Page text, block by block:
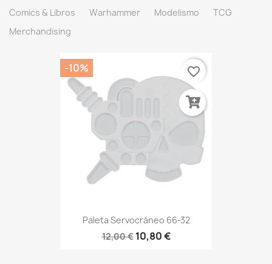
Comics & Libros
Warhammer Modelismo
TCG
Merchandising
Paleta Servocráneo 66-32
12,00 € 10,80 €
-10% favorite_border